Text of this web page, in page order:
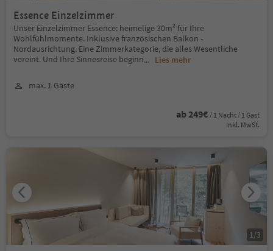
Essence Einzelzimmer
Unser Einzelzimmer Essence: heimelige 30m² für Ihre
Wohlfühlmomente. Inklusive französischen Balkon -
Nordausrichtung. Eine Zimmerkategorie, die alles Wesentliche
vereint. Und Ihre Sinnesreise beginn... Lies mehr
max. 1 Gäste
ab 249€ / 1 Nacht / 1 Gast
Inkl. MwSt.
1/3